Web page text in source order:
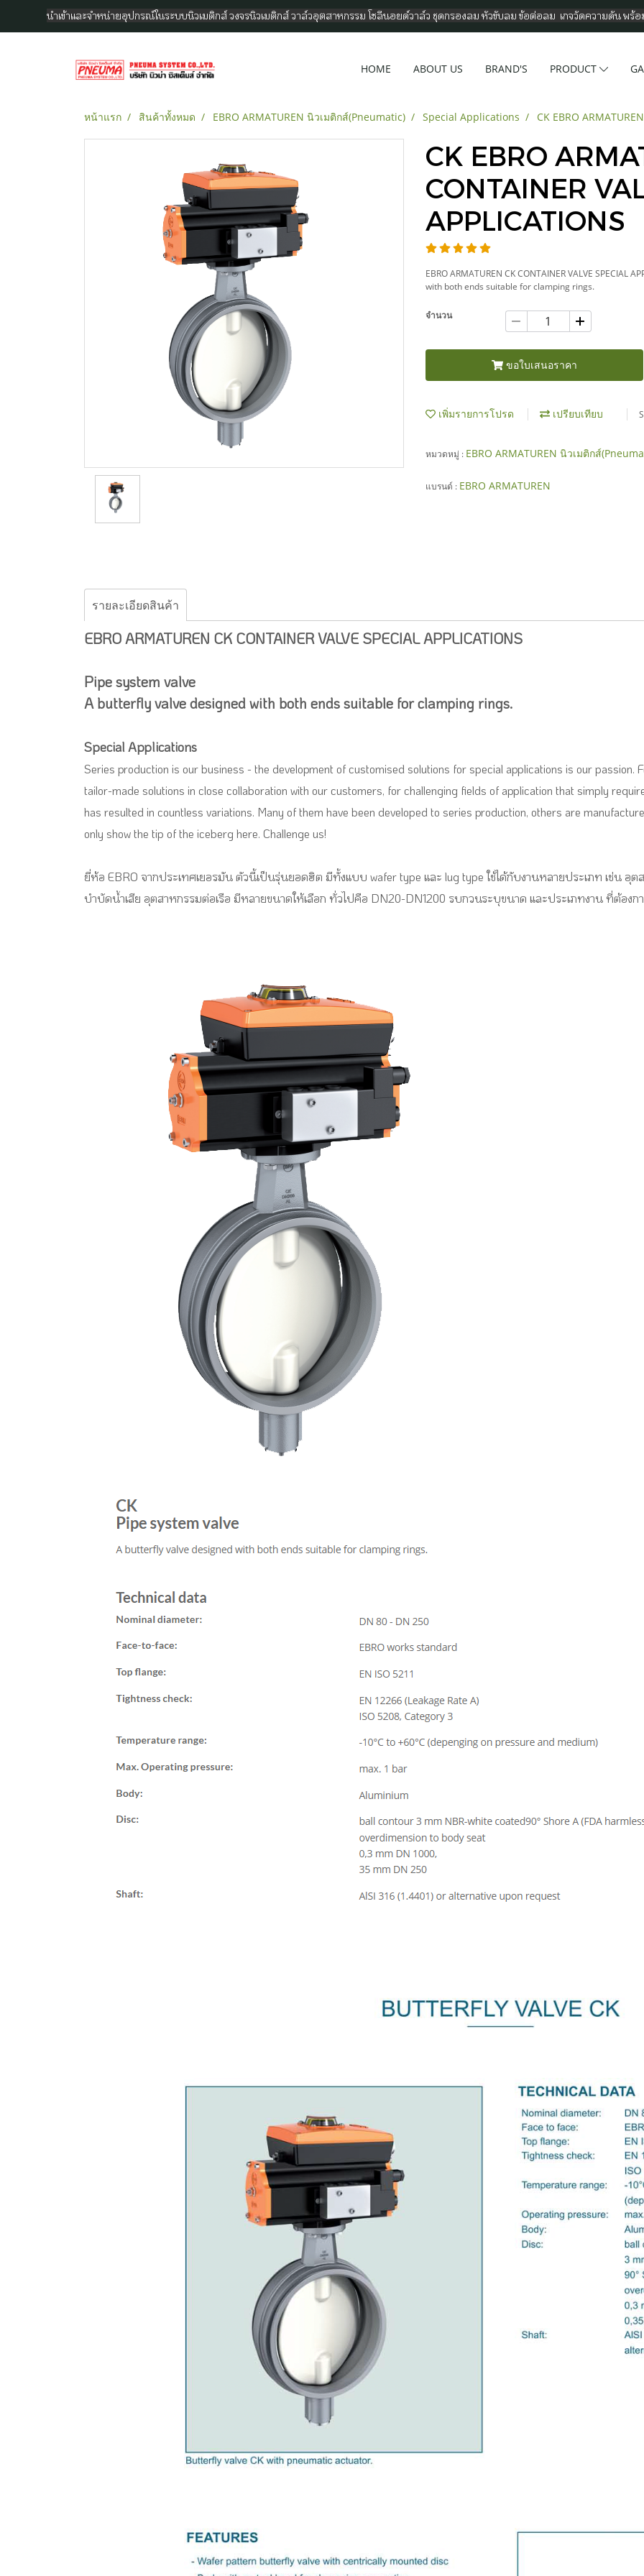
นำเข้าและจำหน่ายอุปกรณ์ในระบบนิวเมติกส์ วงจรนิวเมติกส์ วาล์วอุตสาหกรรม โซลีนอยด์วาล์ว ชุดกรองลม หัวขับลม ข้อต่อลม เกจวัดความดัน พร้อ
HOME ABOUT US BRAND'S PRODUCT
หน้าแรก สินค้าทั้งหมด EBRO ARMATUREN นิวเมติกส์(Pneumatic) Special Applications CK EBRO
CK EBRO
CONTAINER
APPLICATIONS
EBRO ARMATUREN CK CONTAINER VALVE
with both ends suitable for clamping rings.
จำนวน
ขอใบเสนอราคา
เพิ่มรายการโปรด เปรียบเทียบ
หมวดหมู่ : EBRO ARMATUREN นิวเมติกส์
แบรนด์ : EBRO ARMATUREN
รายละเอียดสินค้า
EBRO ARMATUREN CK CONTAINER VALVE SPECIAL APPLICATIONS
Pipe system valve
A butterfly valve designed with both ends suitable for clamping rings.
Special Applications
Series production is our business - the development of customised solutions for special applications is our passion.
tailor-made solutions in close collaboration with our customers, for challenging fields of application that simply
has resulted in countless variations. Many of them have been developed to series production, others are
only show the tip of the iceberg here. Challenge us!
ยี่ห้อ EBRO จากประเทศเยอรมัน ตัวนี้เป็นรุ่นยอดฮิต มีทั้งแบบ wafer type และ lug type ใช้ได้กับงานหลายประเภท เช่น อุต
บำบัดน้ำเสีย อุตสาหกรรมต่อเรือ มีหลายขนาดให้เลือก ทั่วไปคือ DN20-DN1200 รบกวนระบุขนาด และประเภทงาน ที่ต้องกา